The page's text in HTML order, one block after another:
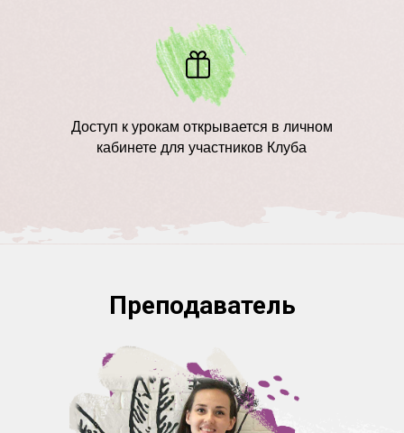
Доступ к урокам открывается в личном
кабинете для участников Клуба
Преподаватель